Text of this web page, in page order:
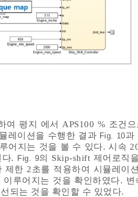
여 평지 에서 APS100 % 조건
레이션을 수행한 결과 Fig. 10과
어지는 것을 볼 수 있다. 시속
. Fig. 9의 Skip-shift 제어로직
제한 2초를 적용하여 시뮬레이
루어지는 것을 확인하였다.
되는 것을 확인할 수 있었다.